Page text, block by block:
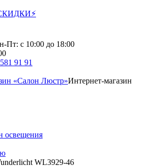
Пт: с 10:00 до 18:00
91 91
Интернет-магазин
освещения
WL3929-46